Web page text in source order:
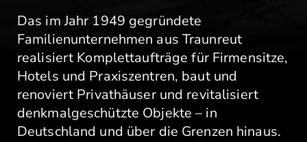
Das im Jahr 1949 gegründete
Familienunternehmen aus Traunreut
realisiert Komplettaufträge für Firmensitze,
Hotels und Praxiszentren, baut und
renoviert Privathäuser und revitalisiert
denkmalgeschützte Objekte – in
Deutschland und über die Grenzen hinaus.